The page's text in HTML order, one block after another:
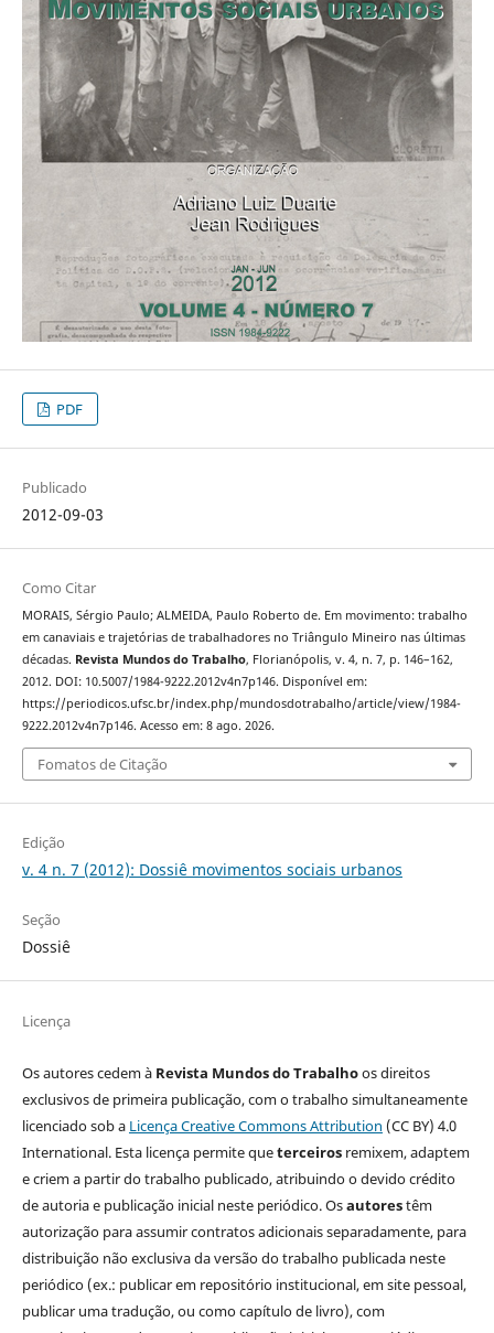
PDF
Publicado
2012-09-03
Como Citar
MORAIS, Sérgio Paulo; ALMEIDA, Paulo Roberto de. Em movimento: trabalho
em canaviais e trajetórias de trabalhadores no Triângulo Mineiro nas últimas
décadas. Revista Mundos do Trabalho, Florianópolis, v. 4, n. 7, p. 146–162,
2012. DOI: 10.5007/1984-9222.2012v4n7p146. Disponível em:
https://periodicos.ufsc.br/index.php/mundosdotrabalho/article/view/1984-
9222.2012v4n7p146. Acesso em: 8 ago. 2026.
Fomatos de Citação
Edição
v. 4 n. 7 (2012): Dossiê movimentos sociais urbanos
Seção
Dossiê
Licença
Os autores cedem à Revista Mundos do Trabalhoos direitos
exclusivos de primeira publicação, com o trabalho simultaneamente
licenciado sob a Licença Creative Commons Attribution (CC BY) 4.0
International. Esta licença permite queterceirosremixem, adaptem
e criem a partir do trabalho publicado, atribuindo o devido crédito
de autoria e publicação inicial neste periódico. Osautorestêm
autorização para assumir contratos adicionais separadamente, para
distribuição não exclusiva da versão do trabalho publicada neste
periódico (ex.: publicar em repositório institucional, em site pessoal,
publicar uma tradução, ou como capítulo de livro), com